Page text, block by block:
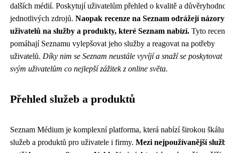
dalších médií. Poskytují uživatelům přehled o kvalitě a
jednotlivých zdrojů. Naopak recenze na Seznam odrážejí názory
uživatelů na služby a produkty, které Seznam nabízí. Tyto
pomáhají Seznamu vylepšovat jeho služby a reagovat na potřeby
uživatelů. Díky nim se Seznam neustále vyvíjí a snaží se poskytovat
svým uživatelům co nejlepší zážitek z online světa.
Přehled služeb a produktů
Seznam Médium je komplexní platforma, která nabízí širokou škálu
služeb a produktů pro uživatele i firmy. Mezi nejpoužívanější